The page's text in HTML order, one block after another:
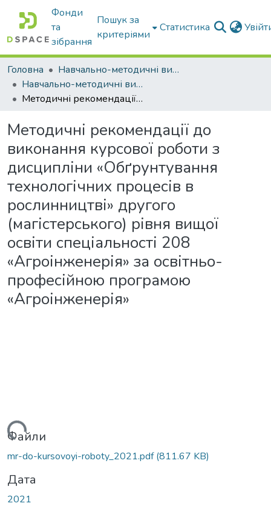
Фонди
та
зібрання
Пошук за
критеріями
Статистика
Головна
Навчально-методичні видання
Навчально-методичні видання
Методичні рекомендації до виконання курсової роботи з дисципліни «Обґрунтування технологічних процесів в рослинництві» другого (магістерського) рівня вищої освіти спеціальності 208 «Агроінженерія» за освітньо-професійною програмою «Агроінженерія»
Методичні рекомендації до
виконання курсової роботи з
дисципліни «Обґрунтування
технологічних процесів в
рослинництві» другого
(магістерського) рівня вищої
освіти спеціальності 208
«Агроінженерія» за освітньо-
професійною програмою
«Агроінженерія»
Файли
mr-do-kursovoyi-roboty_2021.pdf(811.67 KB)
Дата
2021